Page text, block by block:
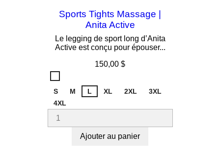
Sports Tights Massage |
Anita Active
Le legging de sport long d’Anita
Active est conçu pour épouser...
Prix
150,00 $
001
S
M L XL 2XL
3XL
4XL
Ajouter au panier